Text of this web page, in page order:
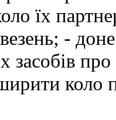
їх
-
засобів
коло